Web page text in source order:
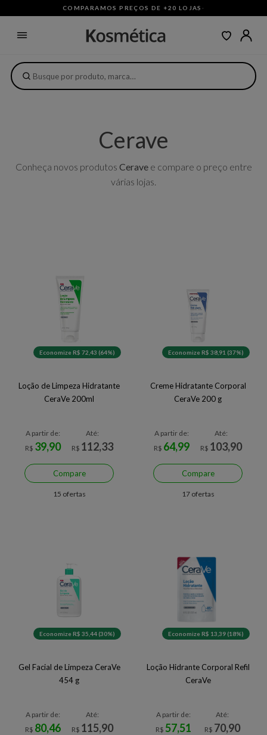
COMPARAMOS PREÇOS DE +20 LOJAS ·
Cerave
Conheça novos produtos Ceravee compare o preço entre
várias lojas.
Economize R$ 72,43 (64%)
Loção de Limpeza Hidratante
CeraVe 200ml
A partir de:
R$ 39,90
Até:
R$ 112,33
Compare
15 ofertas
Economize R$ 38,91 (37%)
Creme Hidratante Corporal
CeraVe 200 g
A partir de:
R$ 64,99
Até:
R$ 103,90
Compare
17 ofertas
Economize R$ 35,44 (30%)
Gel Facial de Limpeza CeraVe
454 g
A partir de:
R$ 80,46
Até:
R$ 115,90
Economize R$ 13,39 (18%)
Loção Hidrante Corporal Refil
CeraVe
A partir de:
R$57,51
Até:
R$ 70,90